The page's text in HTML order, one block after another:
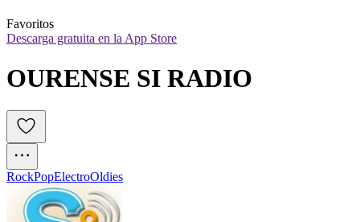
Favoritos
Descarga gratuita en la App Store
OURENSE SI RADIO
RockPopElectroOldies